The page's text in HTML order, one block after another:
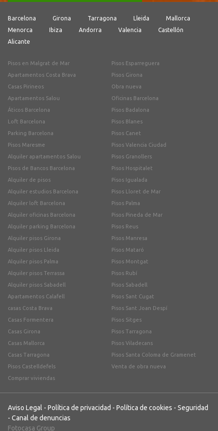
Barcelona Girona Tarragona Lleida
Mallorca
Menorca
Ibiza Andorra Valencia
Castellón
Alicante
Pisos en Malgrat de Mar
Apartamentos Costa Brava
Casas Pirineos
Apartamentos Salou
Áticos Barcelona
Loft Barcelona
Parking Barcelona
Pisos Maresme
Alquiler apartamentos Salou
Pisos de Bancos Barcelona
Alquiler de pisos
Alquiler estudios Barcelona
Alquiler loft Barcelona
Alquiler oficinas Barcelona
Alquiler parking Barcelona
Alquiler pisos Girona
Alquiler pisos Lleida
Alquiler pisos Palma
Alquiler pisos Terrassa
Alquiler pisos Sabadell
Apartamentos Calafell
casas Costa Brava
Casas Formentera
Casas Girona
Casas Mallorca
Casas Tarragona
Pisos Castelldefels
Comprar viviendas
Pisos Esparreguera
Pisos Girona
Obra nueva
Oficinas Barcelona
Pisos Badalona
Pisos Blanes
Pisos Canet
Pisos Valencia Ciudad
Pisos Granollers
Pisos Hospitalet
Pisos Igualada
Pisos Lloret de Mar
Pisos Palma
Pisos Pineda de Mar
Pisos Reus
Pisos Manresa
Pisos Mataró
Pisos Montgat
Pisos Rubí
Pisos Sabadell
Pisos Sant Cugat
Pisos Sant Joan Despí
Pisos Sitges
Pisos Tarragona
Pisos Viladecans
Pisos Santa Coloma de Gramenet
Venta de obra nueva
Aviso Legal - Política de privacidad - Política de cookies - Seguridad
- Canal de denuncias
Fotocasa Group